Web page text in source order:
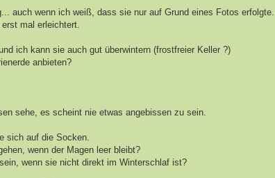
auch wenn ich weiß, dass sie nur auf Grund eines Fotos erfolgte.
mal erleichtert.
ich kann sie auch gut überwintern (frostfreier Keller ?)
anbieten?
sehe, es scheint nie etwas angebissen zu sein.
sich auf die Socken.
wenn der Magen leer bleibt?
wenn sie nicht direkt im Winterschlaf ist?